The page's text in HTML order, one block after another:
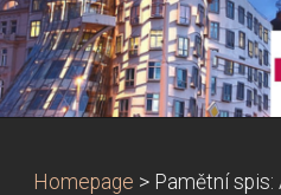
Homepage > Pamětní spis: